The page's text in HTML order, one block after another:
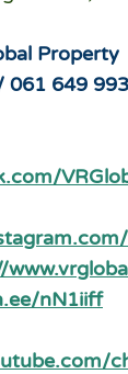
Property
061 649
nN1iiff